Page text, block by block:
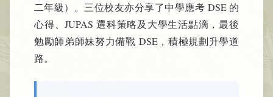
二年級）。三位校友亦分享了中學應考 DSE 的
心得、JUPAS 選科策略及大學生活點滴，最後
勉勵師弟師妹努力備戰 DSE，積極規劃升學道
路。